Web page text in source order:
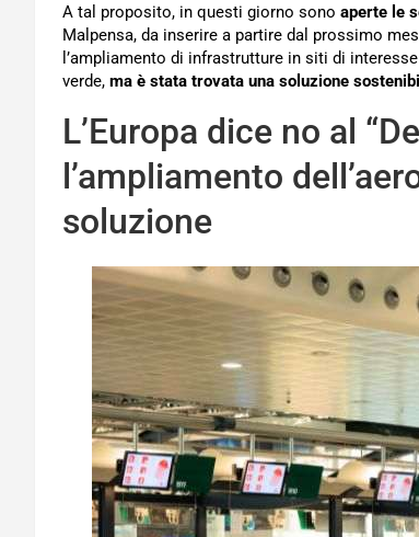
A tal proposito, in questi giorno sono aperte le
Malpensa, da inserire a partire dal prossimo
l’ampliamento di infrastrutture in siti di
verde, ma è stata trovata una soluzione
L’Europa dice no al
l’ampliamento
soluzione